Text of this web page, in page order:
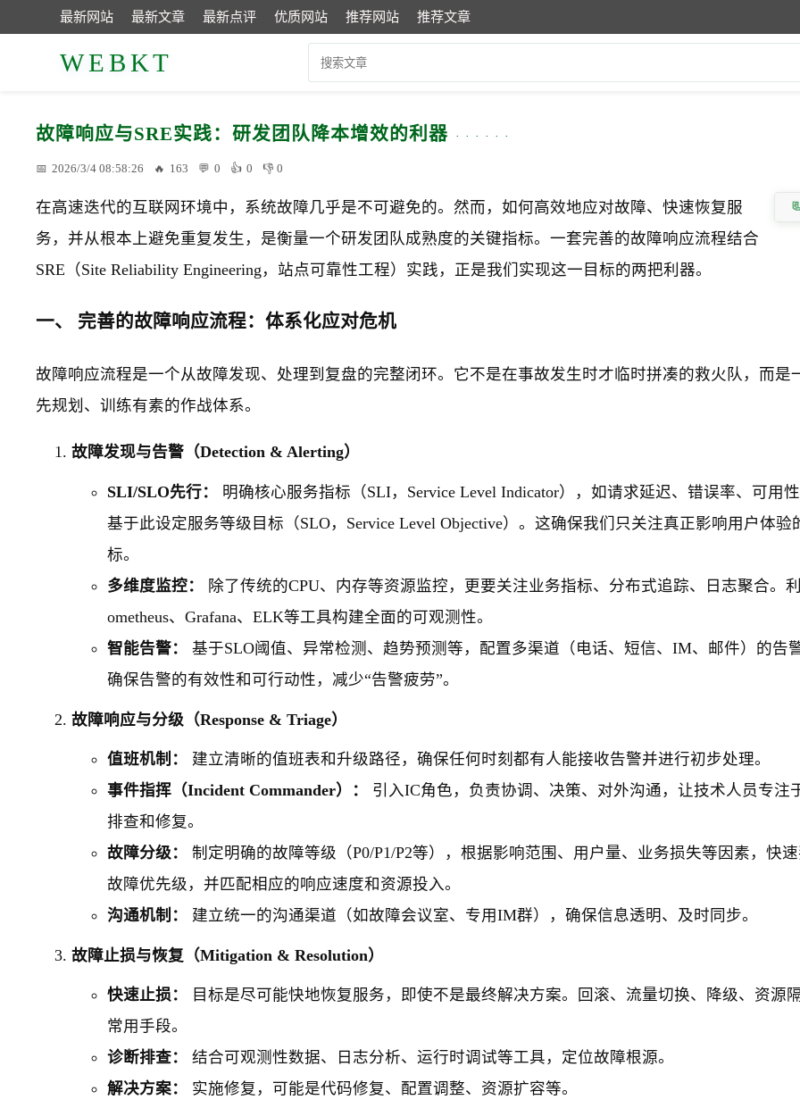
最新网站 最新文章 最新点评 优质网站 推荐网站 推荐文章
WEBKT
故障响应与SRE实践：研发团队降本增效的利器
2026/3/4 08:58:26 163 0 0 0
在高速迭代的互联网环境中，系统故障几乎是不可避免的。然而，如何高效地应对故障、快速恢复服
务，并从根本上避免重复发生，是衡量一个研发团队成熟度的关键指标。一套完善的故障响应流程结合
SRE（Site Reliability Engineering，站点可靠性工程）实践，正是我们实现这一目标的两把利器。
一、 完善的故障响应流程：体系化应对危机
故障响应流程是一个从故障发现、处理到复盘的完整闭环。它不是在事故发生时才临时拼凑的救火队，而是
先规划、训练有素的作战体系。
故障发现与告警（Detection & Alerting）
SLI/SLO先行：
明确核心服务指标（SLI，Service Level Indicator），如请求延迟、错误率、可用
基于此设定服务等级目标（SLO，Service Level Objective）。这确保我们只关注真正影响用户体验
标。
多维度监控：
除了传统的CPU、内存等资源监控，更要关注业务指标、分布式追踪、日志聚合。
ometheus、Grafana、ELK等工具构建全面的可观测性。
智能告警：
基于SLO阈值、异常检测、趋势预测等，配置多渠道（电话、短信、IM、邮件）的告
确保告警的有效性和可行动性，减少“告警疲劳”。
故障响应与分级（Response & Triage）
值班机制：
建立清晰的值班表和升级路径，确保任何时刻都有人能接收告警并进行初步处理。
事件指挥（Incident Commander）：
引入IC角色，负责协调、决策、对外沟通，让技术人员专注
排查和修复。
故障分级：
制定明确的故障等级（P0/P1/P2等），根据影响范围、用户量、业务损失等因素，快
故障优先级，并匹配相应的响应速度和资源投入。
沟通机制：
建立统一的沟通渠道（如故障会议室、专用IM群），确保信息透明、及时同步。
故障止损与恢复（Mitigation & Resolution）
快速止损：
目标是尽可能快地恢复服务，即使不是最终解决方案。回滚、流量切换、降级、资源
常用手段。
诊断排查：
结合可观测性数据、日志分析、运行时调试等工具，定位故障根源。
解决方案：
实施修复，可能是代码修复、配置调整、资源扩容等。